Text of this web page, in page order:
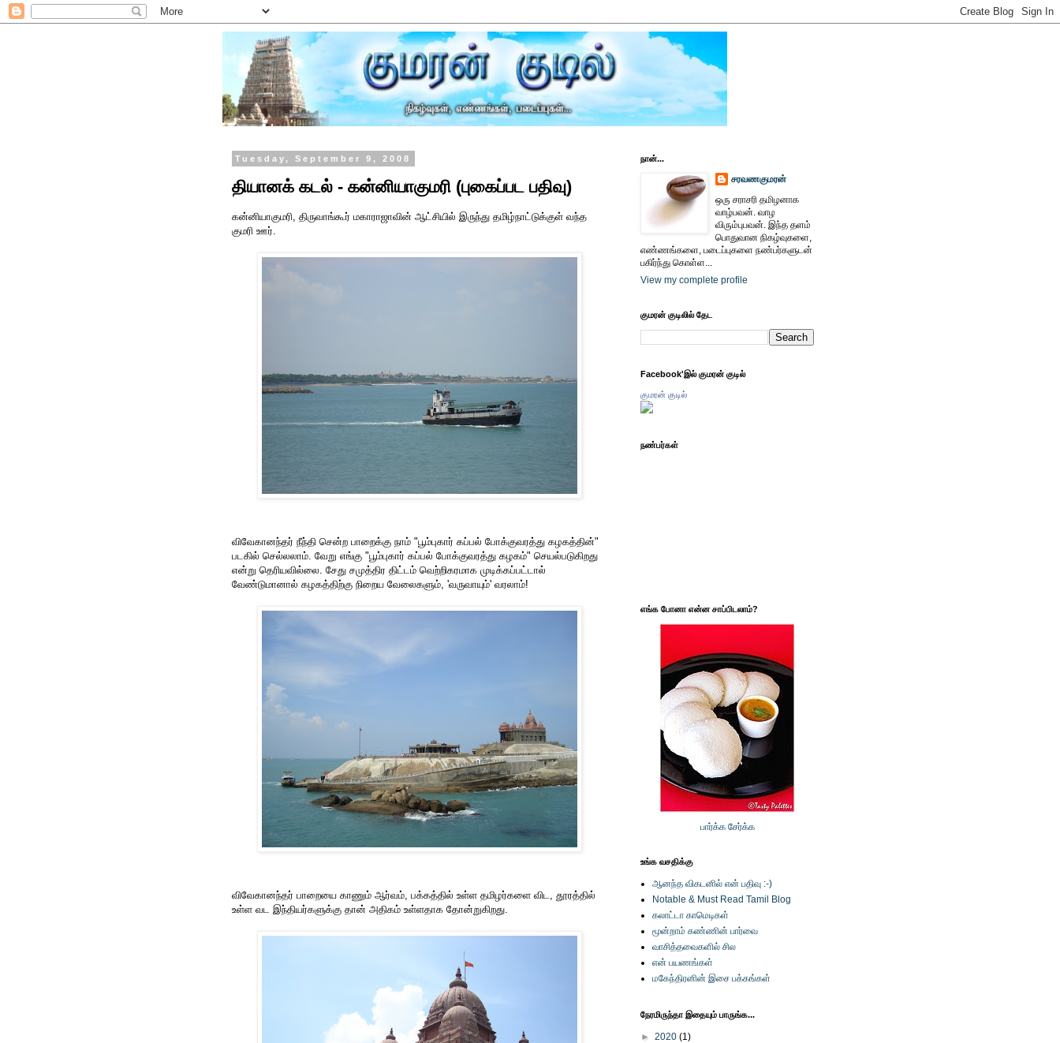
Tuesday, September 9, 2008
தியானக் கடல் - கன்னியாகுமரி (புகைப்பட பதிவு)
கன்னியாகுமரி, திருவாங்கூர் மகாராஜாவின் ஆட்சியில் இருந்து தமிழ்நாட்டுக்குள் வந்த
குமரி ஊர்.
விவேகானந்தர் நீந்தி சென்ற பாறைக்கு நாம் "பூம்புகார் கப்பல் போக்குவரத்து கழகத்தின்"
படகில் செல்லலாம். வேறு எங்கு "பூம்புகார் கப்பல் போக்குவரத்து கழகம்" செயல்படுகிறது
என்று தெரியவில்லை. சேது சமுத்திர திட்டம் வெற்றிகரமாக முடிக்கப்பட்டால்
வேண்டுமானால் கழகத்திற்கு நிறைய வேலைகளும், 'வருவாயும்' வரலாம்!
விவேகானந்தர் பாறையை காணும் ஆர்வம், பக்கத்தில் உள்ள தமிழர்களை விட, தூரத்தில்
உள்ள வட இந்தியர்களுக்கு தான் அதிகம் உள்ளதாக தோன்றுகிறது.
நான்...
சரவணகுமரன்
ஒரு சராசரி தமிழனாக
வாழ்பவன். வாழ
விரும்புபவன். இந்த தளம்
பொதுவான நிகழ்வுகளை,
எண்ணங்களை, படைப்புகளை நண்பர்களுடன்
பகிர்ந்து கொள்ள...
View my complete profile
குமரன் குடிலில் தேட
Facebook'இல் குமரன் குடில்
குமரன் குடில்
நண்பர்கள்
எங்க போனா என்ன சாப்பிடலாம்?
பார்க்க சேர்க்க
உங்க வசதிக்கு
ஆனந்த விகடனில் என் பதிவு :-)
Notable & Must Read Tamil Blog
கலாட்டா காமெடிகள்
மூன்றாம் கண்ணின் பார்வை
வாசித்தவைகளில் சில
என் பயணங்கள்
மகேந்திரனின் இசை பக்கங்கள்
நேரமிருந்தா இதையும் பாருங்க...
► 2020 (1)